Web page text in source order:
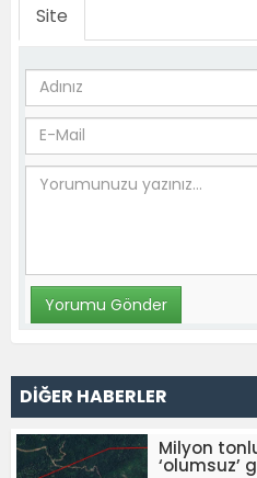
Site
DİĞER HABERLER
Milyon
‘olumsuz’